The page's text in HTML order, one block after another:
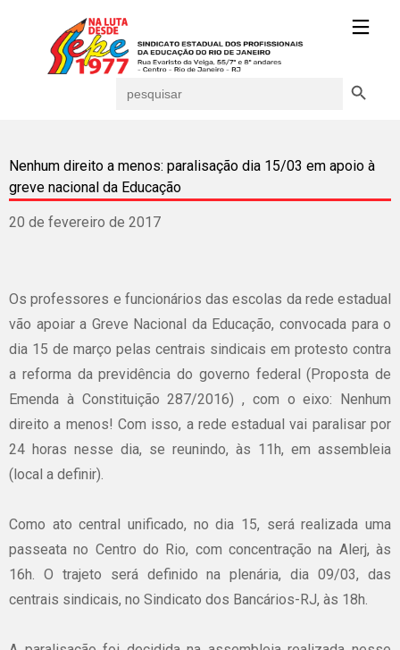
for:
Nenhum direito a menos: paralisação dia 15/03 em apoio à
greve nacional da Educação
20 de fevereiro de 2017
Os professores e funcionários das escolas da rede estadual
vão apoiara Greve Nacional da Educação, convocada parao
dia 15 de março pelas centrais sindicais em protesto contra
a reforma da previdência do governo federal (Proposta de
Emenda à Constituição 287/2016) , com oeixo: Nenhum
direito a menos! Com isso, a rede estadual vai paralisar por
24 horas nesse dia, se reunindo, às 11h, em assembleia
(local a definir).
Como ato central unificado, no dia 15, será realizada uma
passeata no Centro do Rio, com concentração na Alerj, às
16h. O trajeto será definido na plenária, dia 09/03, das
centrais sindicais, no Sindicato dos Bancários-RJ, às 18h.